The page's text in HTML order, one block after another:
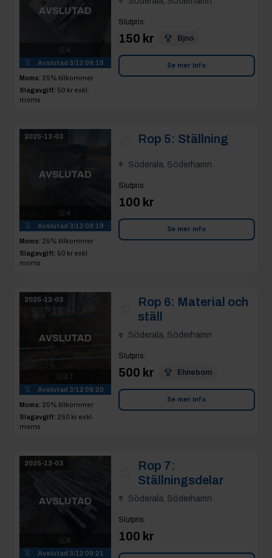
AVSLUTAD
4
Avslutad 3/12 09:18
Moms: 25% tillkommer
Slagavgift: 50 kr exkl.
moms
Slutpris:
150 kr Bjno
Se mer info
2025-12-03
AVSLUTAD
4
Avslutad 3/12 09:19
Moms: 25% tillkommer
Slagavgift: 50 kr exkl.
moms
Rop 5: Ställning
Söderala, Söderhamn
Slutpris:
100 kr
Se mer info
2025-12-03
AVSLUTAD
17
Avslutad 3/12 09:20
Moms: 25% tillkommer
Slagavgift: 250 kr exkl.
moms
Rop 6: Material och
ställ
Söderala, Söderhamn
Slutpris:
500 kr Ehnebom
Se mer info
2025-12-03
AVSLUTAD
4
Avslutad 3/12 09:21
Rop 7:
Ställningsdelar
Söderala, Söderhamn
Slutpris:
100 kr